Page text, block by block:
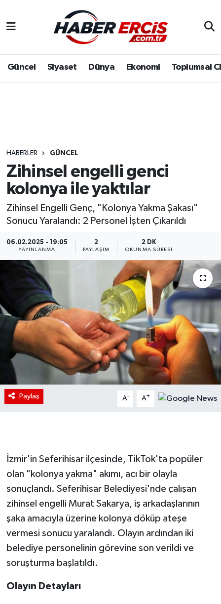
Güncel Siyaset Dünya Ekonomi Toplumsal
HABERLER GÜNCEL
Zihinsel engelli genci
kolonya ile yaktılar
Zihinsel Engelli Genç, "Kolonya Yakma Şakası"
Sonucu Yaralandı: 2 Personel İşten Çıkarıldı
06.02.2025 - 19:05
YAYINLANMA
2
PAYLAŞIM
2 DK
OKUNMA SÜRESI
Paylaş A- A+
İzmir'in Seferihisar ilçesinde, TikTok'ta popüler
olan "kolonya yakma" akımı, acı bir olayla
sonuçlandı. Seferihisar Belediyesi'nde çalışan
zihinsel engelli Murat Sakarya, iş arkadaşlarının
şaka amacıyla üzerine kolonya döküp ateşe
vermesi sonucu yaralandı. Olayın ardından iki
belediye personelinin görevine son verildi ve
soruşturma başlatıldı.
Olayın Detayları